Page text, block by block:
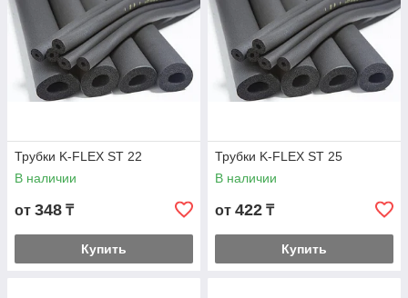
Трубки K-FLEX ST 22
В наличии
от 348 ₸
Купить
Трубки K-FLEX ST 25
В наличии
от 422 ₸
Купить